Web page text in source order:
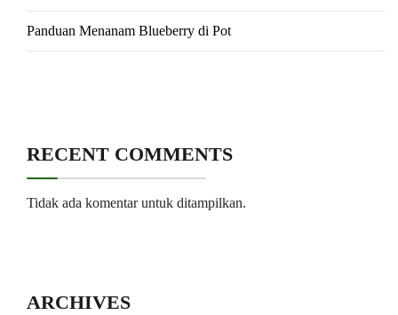
Panduan Menanam Blueberry di Pot
RECENT COMMENTS
Tidak ada komentar untuk ditampilkan.
ARCHIVES